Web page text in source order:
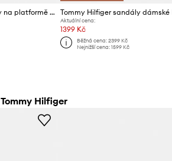
Tommy Hilfiger sandály na platformě dámské kožené LEATHER SPORTY PLATFORM SANDAL
Aktuální cena:
1399 Kč
Běžná cena: 2399 Kč
Nejnižší cena: 1599 Kč
Hilfiger